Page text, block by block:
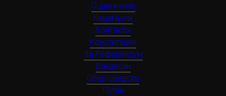
О движении
Наши цели
Контакты
Конституция
За Референдум
Вакансии
Сбор средств
Путин